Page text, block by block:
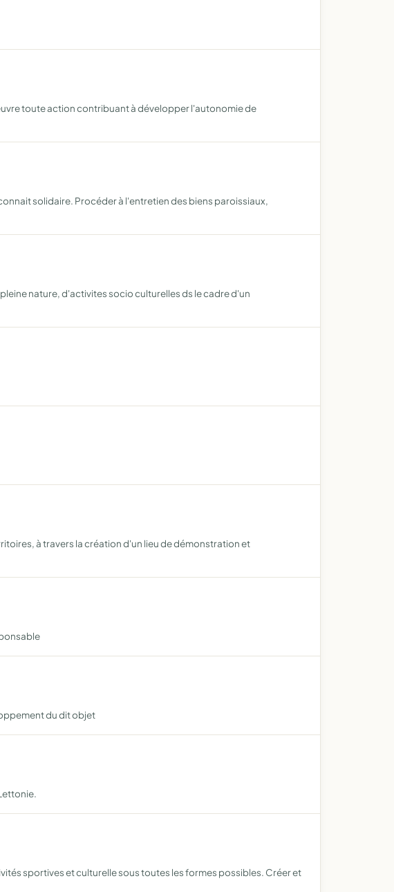
toute action contribuant à développer l'autonomie de
solidaire. Procéder à l'entretien des biens paroissiaux,
nature, d'activites socio culturelles ds le cadre d'un
à travers la création d'un lieu de démonstration et
du dit objet
sportives et culturelle sous toutes les formes possibles. Créer et